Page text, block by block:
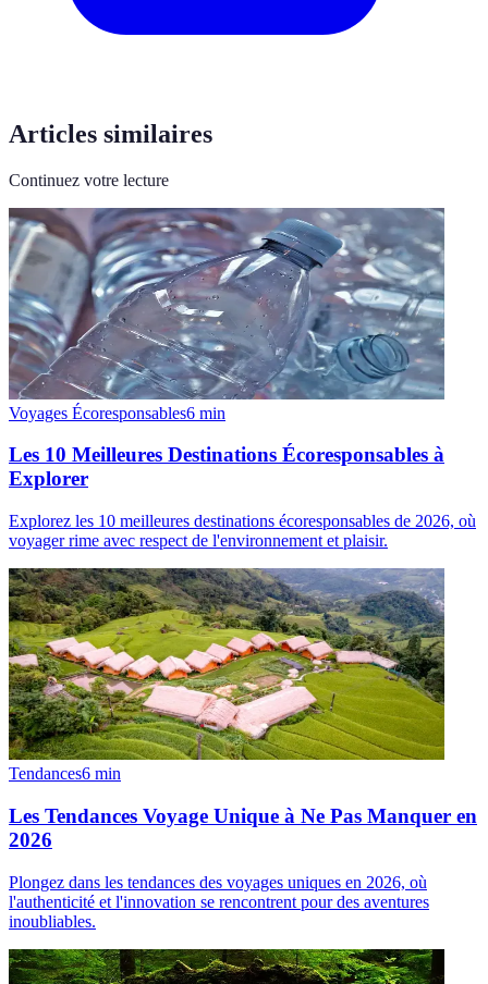
Articles similaires
Continuez votre lecture
Voyages Écoresponsables6 min
Les 10 Meilleures Destinations Écoresponsables à
Explorer
Explorez les 10 meilleures destinations écoresponsables de 2026, où
voyager rime avec respect de l'environnement et plaisir.
Tendances6 min
Les Tendances Voyage Unique à Ne Pas Manquer en
2026
Plongez dans les tendances des voyages uniques en 2026, où
l'authenticité et l'innovation se rencontrent pour des aventures
inoubliables.